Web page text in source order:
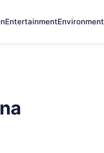
EntertainmentEnvironment